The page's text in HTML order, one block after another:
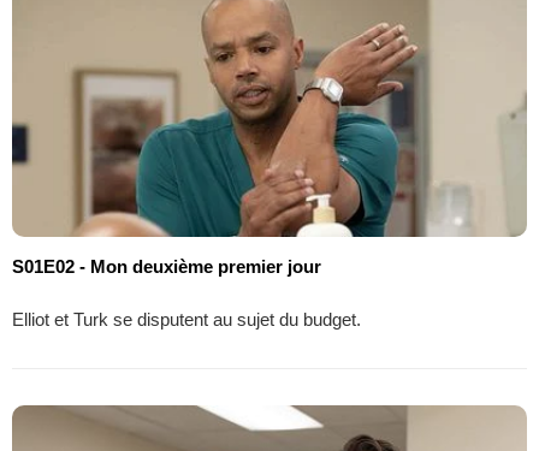
S01E02 - Mon deuxième premier jour
Elliot et Turk se disputent au sujet du budget.